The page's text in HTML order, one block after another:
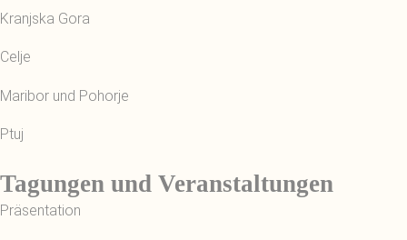
Kranjska Gora
Celje
Maribor und Pohorje
Ptuj
Tagungen und Veranstaltungen
Präsentation